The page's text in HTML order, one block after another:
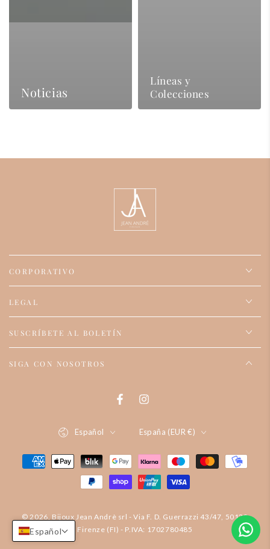
Noticias
Líneas y
Colecciones
CORPORATIVO
LEGAL
SUSCRÍBETE AL BOLETÍN
SIGA CON NOSOTROS
FacebookInstagram
© 2026, Bijoux Jean Andrè srl - Via F. D. Guerrazzi 43/47, 50132
Firenze (FI) - P.IVA: 1702780485
Español España (EUR €)
Formas
Español